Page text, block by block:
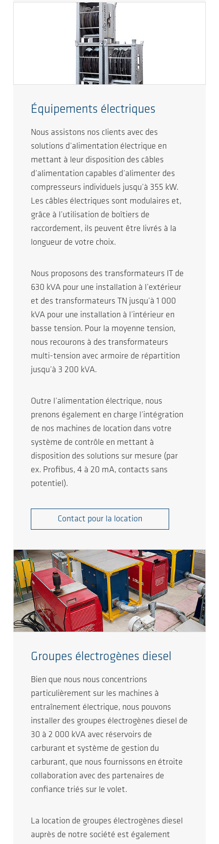
Équipements électriques
Nous assistons nos clients avec des
solutions d’alimentation électrique en
mettant à leur disposition des câbles
d’alimentation capables d’alimenter des
compresseurs individuels jusqu’à 355 kW.
Les câbles électriques sont modulaires et,
grâce à l’utilisation de boîtiers de
raccordement, ils peuvent être livrés à la
longueur de votre choix.
Nous proposons des transformateurs IT de
630 kVA pour une installation à l’extérieur
et des transformateurs TN jusqu’à 1 000
kVA pour une installation à l’intérieur en
basse tension. Pour la moyenne tension,
nous recourons à des transformateurs
multi-tension avec armoire de répartition
jusqu’à 3 200 kVA.
Outre l’alimentation électrique, nous
prenons également en charge l’intégration
de nos machines de location dans votre
système de contrôle en mettant à
disposition des solutions sur mesure (par
ex. Profibus, 4 à 20 mA, contacts sans
potentiel).
Contact pour la location
Groupes électrogènes diesel
Bien que nous nous concentrions
particulièrement sur les machines à
entraînement électrique, nous pouvons
installer des groupes électrogènes diesel de
30 à 2 000 kVA avec réservoirs de
carburant et système de gestion du
carburant, que nous fournissons en étroite
collaboration avec des partenaires de
confiance triés sur le volet.
La location de groupes électrogènes diesel
auprès de notre société est également